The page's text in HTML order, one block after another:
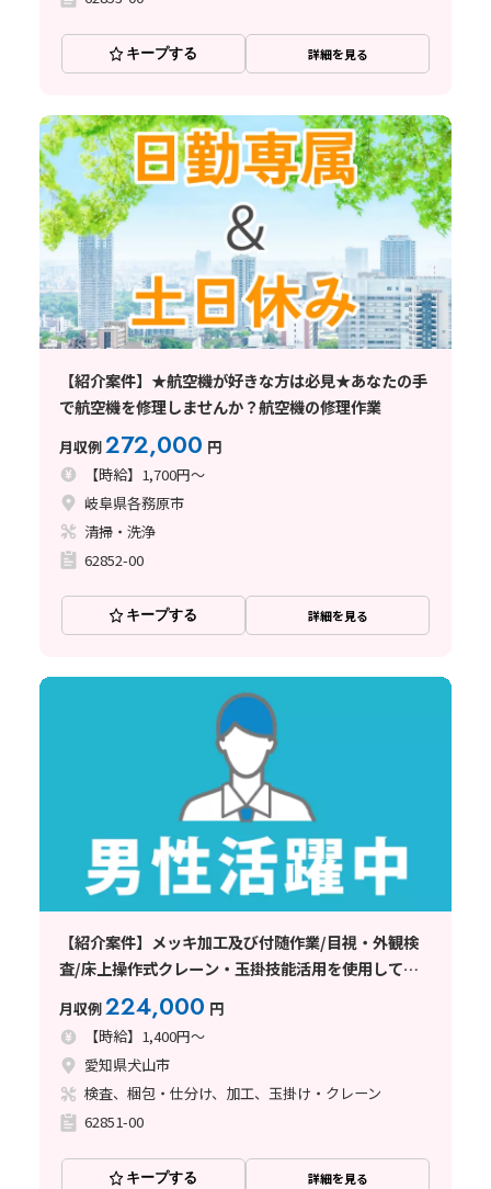
キープする 詳細を見る
【紹介案件】★航空機が好きな方は必見★あなたの手
で航空機を修理しませんか？航空機の修理作業
月収例272,000 円
【時給】1,700円～
岐阜県各務原市
清掃・洗浄
62852-00
キープする 詳細を見る
【紹介案件】メッキ加工及び付随作業/目視・外観検
査/床上操作式クレーン・玉掛技能活用を使用しての
運搬業務あり☆
月収例224,000 円
【時給】1,400円～
愛知県犬山市
検査、梱包・仕分け、加工、玉掛け・クレーン
62851-00
キープする 詳細を見る